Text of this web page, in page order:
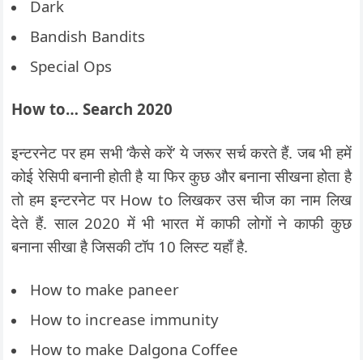
Dark
Bandish Bandits
Special Ops
How to… Search 2020
इन्टरनेट पर हम सभी ‘कैसे करें’ ये जरूर सर्च करते हैं. जब भी हमें
कोई रेसिपी बनानी होती है या फिर कुछ और बनाना सीखना होता है
तो हम इन्टरनेट पर How to लिखकर उस चीज का नाम लिख
देते हैं. साल 2020 में भी भारत में काफी लोगों ने काफी कुछ
बनाना सीखा है जिसकी टॉप 10 लिस्ट यहाँ है.
How to make paneer
How to increase immunity
How to make Dalgona Coffee